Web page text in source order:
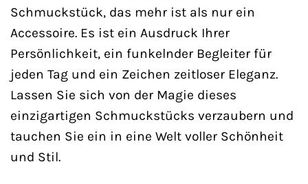
Schmuckstück, das mehr ist als nur ein
Accessoire. Es ist ein Ausdruck Ihrer
Persönlichkeit, ein funkelnder Begleiter für
jeden Tag und ein Zeichen zeitloser Eleganz.
Lassen Sie sich von der Magie dieses
einzigartigen Schmuckstücks verzaubern und
tauchen Sie ein in eine Welt voller Schönheit
und Stil.